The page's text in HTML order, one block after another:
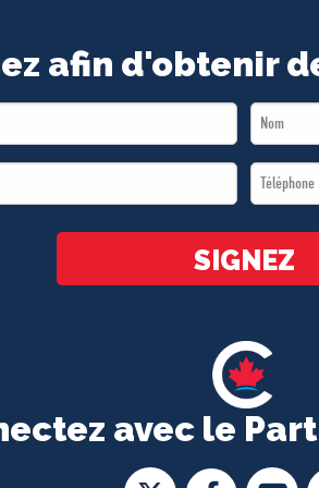
avec le
afin d'obtenir
Last
Name
Téléphone
*
SIGNEZ